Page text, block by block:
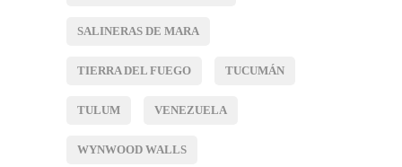
SALINERAS DE MARA
TIERRA DEL FUEGO TUCUMÁN
TULUM VENEZUELA
WYNWOOD WALLS